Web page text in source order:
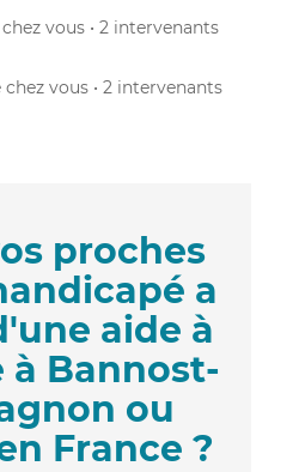
vous • 2 intervenants
chez vous • 2 intervenants
proches
a
aide à
Bannost-
ou
France ?